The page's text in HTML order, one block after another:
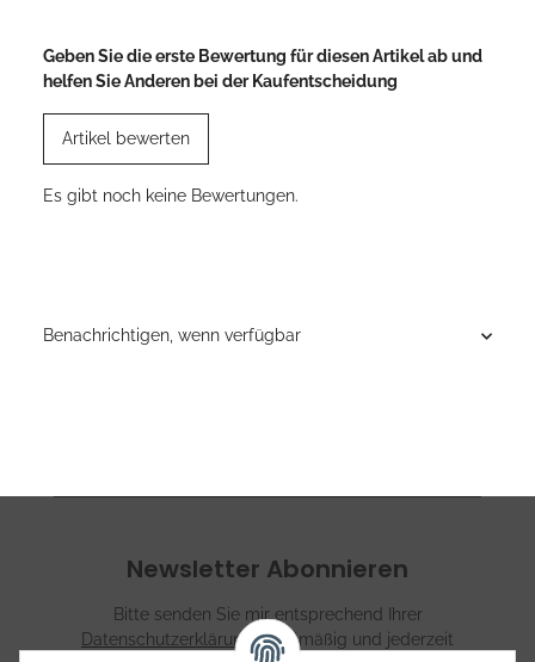
Geben Sie die erste Bewertung für diesen Artikel ab und
helfen Sie Anderen bei der Kaufentscheidung
Artikel bewerten
Es gibt noch keine Bewertungen.
Benachrichtigen, wenn verfügbar
Newsletter Abonnieren
Bitte senden Sie mir entsprechend Ihrer
Datenschutzerklärungregelmäßig und jederzeit